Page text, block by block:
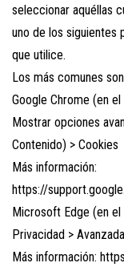
seleccionar aquéllas
uno de los siguientes
que utilice.
Los más comunes
Google Chrome (en
Mostrar opciones
Contenido) > Cookies
Más información:
https://
Microsoft Edge (en
Privacidad > Avanzada
Más información: